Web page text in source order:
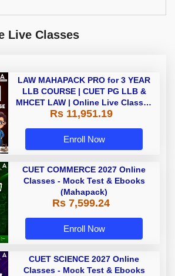
Live Classes
LAW MAHAPACK PRO for 3 YEAR
LLB COURSE | CUET PG LLB &
MHCET LAW | Online Live Classes
with Printed Books by Adda 247
Rs 11,951.19
Enroll Now
CUET COMMERCE 2027 Online
Classes - Mock Test & Ebooks
(Mahapack)
Rs 7,599.24
Enroll Now
CUET SCIENCE 2027 Online
Classes - Mock Test & Ebooks